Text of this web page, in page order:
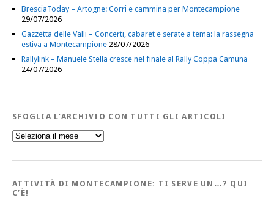
BresciaToday – Artogne: Corri e cammina per Montecampione
29/07/2026
Gazzetta delle Valli – Concerti, cabaret e serate a tema: la rassegna
estiva a Montecampione 28/07/2026
Rallylink – Manuele Stella cresce nel finale al Rally Coppa Camuna
24/07/2026
SFOGLIA L’ARCHIVIO CON TUTTI GLI ARTICOLI
Sfoglia
l’Archivio
tutti
Articoli
ATTIVITÀ DI MONTECAMPIONE: TI SERVE UN…? QUI
C’È!